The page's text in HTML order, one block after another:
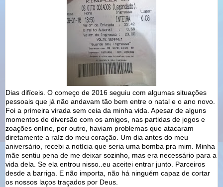
Dias difíceis. O começo de 2016 seguiu com algumas situações
pessoais que já não andavam tão bem entre o natal e o ano novo.
Foi a primeira virada sem ceia da minha vida. Apesar de alguns
momentos de diversão com os amigos, nas partidas de jogos e
zoações online, por outro, haviam problemas que atacaram
diretamente a raíz do meu coração. Um dia antes do meu
aniversário, recebi a notícia que seria uma bomba pra mim. Minha
mãe sentiu pena de me deixar sozinho, mas era necessário para a
vida dela. Se ela entrou nisso..eu aceitei entrar junto. Parceiros
desde a barriga. E não importa, não há ninguém capaz de cortar
os nossos laços traçados por Deus.